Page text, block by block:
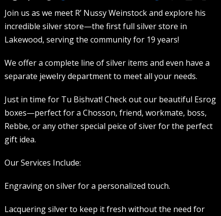
Join us as we meet R’ Nussy Weinstock and explore his
incredible silver store—the first full silver store in
Lakewood, serving the community for 19 years!
We offer a complete line of silver items and even have a
separate jewelry department to meet all your needs.
Just in time for Tu Bishvat! Check out our beautiful Esrog
boxes—perfect for a Chosson, friend, workmate, boss,
Rebbe, or any other special peice of siver for the perfect
gift idea.
Our Services Include:
Engraving on silver for a personalized touch.
Lacquering silver to keep it fresh without the need for